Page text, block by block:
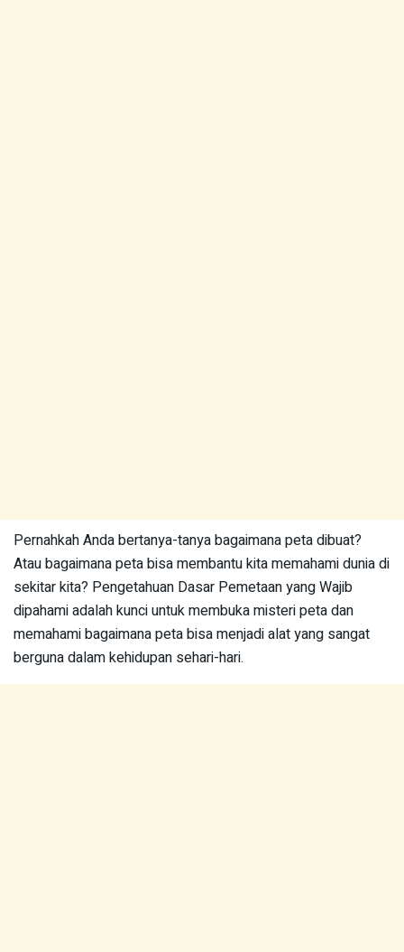
Pernahkah Anda bertanya-tanya bagaimana peta dibuat?
Atau bagaimana peta bisa membantu kita memahami dunia di
sekitar kita? Pengetahuan Dasar Pemetaan yang Wajib
dipahami adalah kunci untuk membuka misteri peta dan
memahami bagaimana peta bisa menjadi alat yang sangat
berguna dalam kehidupan sehari-hari.